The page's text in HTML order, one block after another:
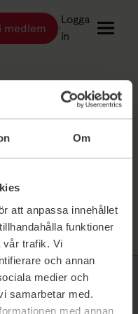
Om
att anpassa innehållet
funktioner
vår trafik. Vi
och annan
medier och
samarbetar med.
med annan
Länk till: Bli medlem
medlem
Logga
in